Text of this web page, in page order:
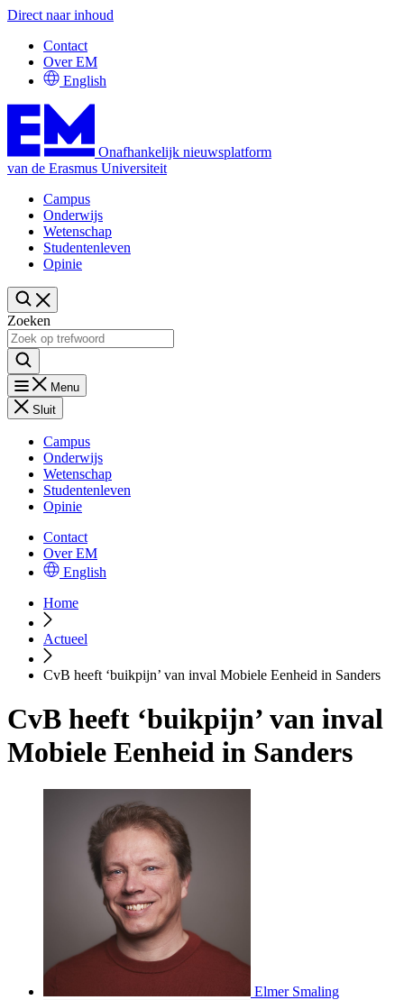
Direct naar inhoud
Contact
Over EM
English
Onafhankelijk nieuwsplatform
van de Erasmus Universiteit
Campus
Onderwijs
Wetenschap
Studentenleven
Opinie
Zoeken
Menu
Sluit
Campus
Onderwijs
Wetenschap
Studentenleven
Opinie
Contact
Over EM
English
Home
Actueel
CvB heeft ‘buikpijn’ van inval Mobiele Eenheid in Sanders
CvB heeft ‘buikpijn’ van inval
Mobiele Eenheid in Sanders
Elmer Smaling